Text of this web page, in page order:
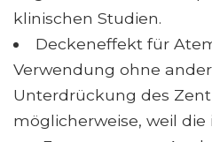
klinischen Studien.
Deckeneffekt für
Verwendung ohne
Unterdrückung des
möglicherweise, weil